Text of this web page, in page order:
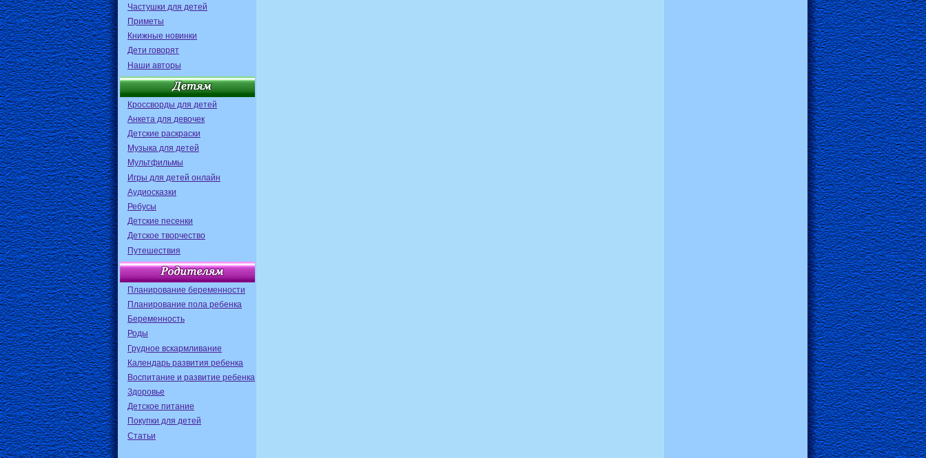
Частушки для детей
Приметы
Книжные новинки
Дети говорят
Наши авторы
Кроссворды для детей
Анкета для девочек
Детские раскраски
Музыка для детей
Мультфильмы
Игры для детей онлайн
Аудиосказки
Ребусы
Детские песенки
Детское творчество
Путешествия
Планирование беременности
Планирование пола ребенка
Беременность
Роды
Грудное вскармливание
Календарь развития ребенка
Воспитание и развитие ребенка
Здоровье
Детское питание
Покупки для детей
Статьи